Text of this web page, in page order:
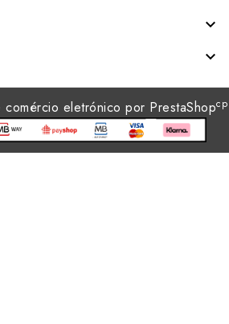


eletrónico por PrestaShopcp